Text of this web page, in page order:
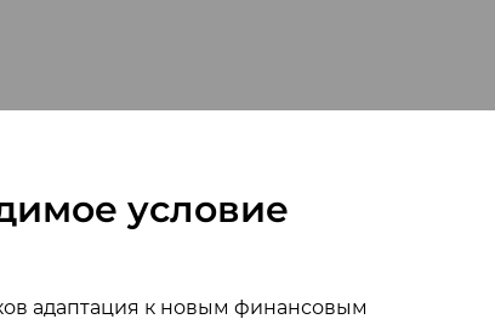
условие
адаптация к новым финансовым